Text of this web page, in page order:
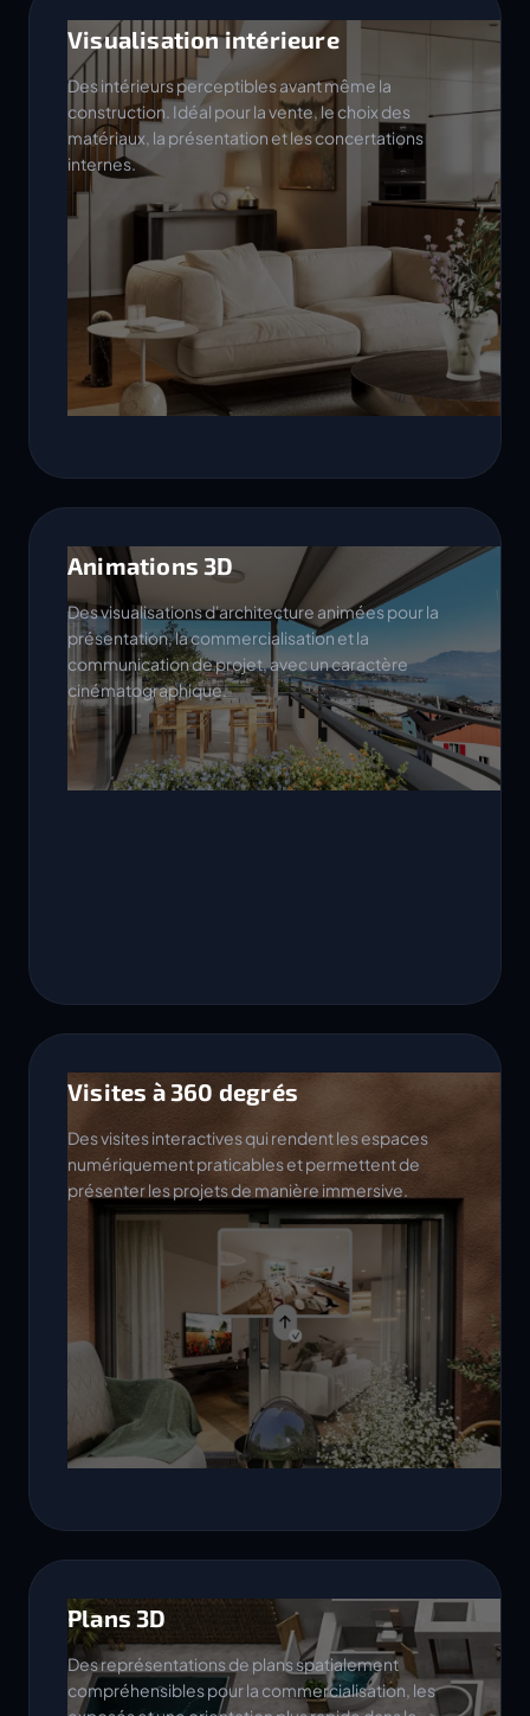
Visualisation intérieure
Des intérieurs perceptibles avant même la
construction. Idéal pour la vente, le choix des
matériaux, la présentation et les concertations
internes.
Animations 3D
Des visualisations d'architecture animées pour la
présentation, la commercialisation et la
communication de projet, avec un caractère
cinématographique.
Visites à 360 degrés
Des visites interactives qui rendent les espaces
numériquement praticables et permettent de
présenter les projets de manière immersive.
Plans 3D
Des représentations de plans spatialement
compréhensibles pour la commercialisation, les